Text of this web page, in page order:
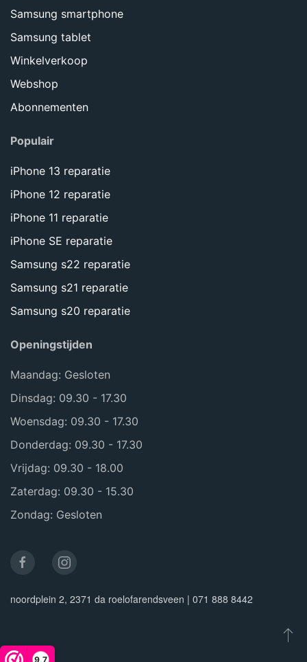
9,7
Samsung smartphone
Samsung tablet
Winkelverkoop
Webshop
Abonnementen
Populair
iPhone 13 reparatie
iPhone 12 reparatie
iPhone 11 reparatie
iPhone SE reparatie
Samsung s22 reparatie
Samsung s21 reparatie
Samsung s20 reparatie
Openingstijden
Maandag: Gesloten
Dinsdag: 09.30 - 17.30
Woensdag: 09.30 - 17.30
Donderdag: 09.30 - 17.30
Vrijdag: 09.30 - 18.00
Zaterdag: 09.30 - 15.30
Zondag: Gesloten
noordplein 2, 2371 da roelofarendsveen | 071 888 8442